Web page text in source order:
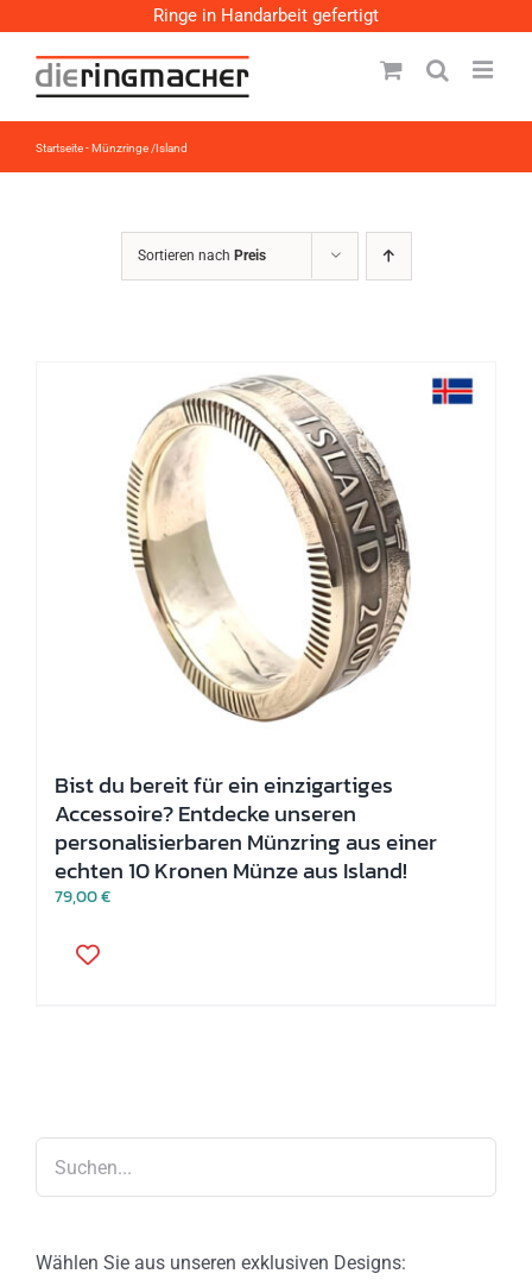
Ringe in Handarbeit gefertigt
Inhalt
springen
Startseite-Münzringe /Island
Sortieren nach Preis
Bist du bereit für ein einzigartiges
Accessoire? Entdecke unseren
personalisierbaren Münzring aus einer
echten 10 Kronen Münze aus Island!
79,00€
Produkt
Produktseite
gewählt
Wählen Sie aus unseren exklusiven Designs: